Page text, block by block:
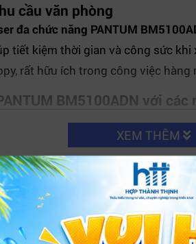
cầu văn phòng
đa chức năng PANTUM
tiết kiệm thời gian và công sức
rất hữu ích trong công việc hàng
BM5100ADN với các
XEM THÊM